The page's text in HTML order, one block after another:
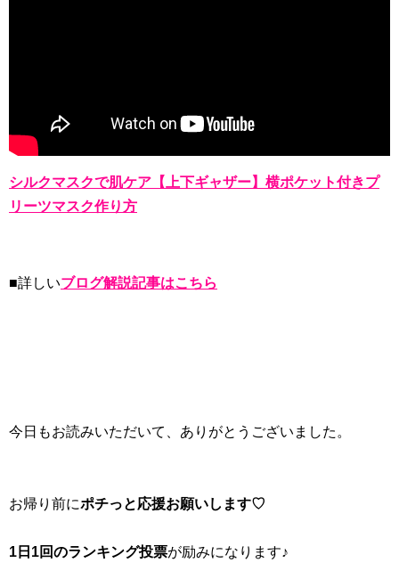
シルクマスクで肌ケア【上下ギャザー】横ポケット付きプ
リーツマスク作り方
■詳しいブログ解説記事はこちら
今日もお読みいただいて、ありがとうございました。
お帰り前にポチっと応援お願いします♡
1日1回のランキング投票が励みになります♪